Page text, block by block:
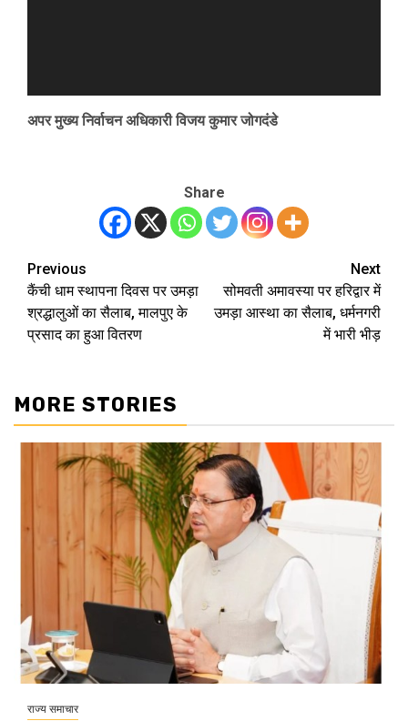
अपर मुख्य निर्वाचन अधिकारी विजय कुमार जोगदंडे
Share
Post
navigation
Previous
कैंची धाम स्थापना दिवस पर उमड़ा
श्रद्धालुओं का सैलाब, मालपुए के
प्रसाद का हुआ वितरण
Next
सोमवती अमावस्या पर हरिद्वार में
उमड़ा आस्था का सैलाब, धर्मनगरी
में भारी भीड़
MORE STORIES
राज्य समाचार